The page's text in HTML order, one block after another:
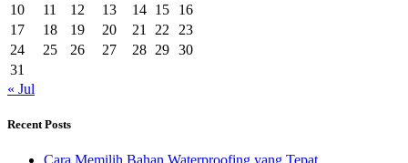
10
11 12 13 14 15
16
17
18 19 20 21 22
23
24
25 26 27 28 29 30
31
« Jul
Recent Posts
Cara Memilih Bahan Waterproofing yang Tepat